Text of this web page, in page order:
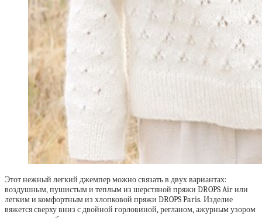
Этот нежный легкий джемпер можно связать в двух вариантах:
воздушным, пушистым и теплым из шерстяной пряжи DROPS Air или
легким и комфортным из хлопковой пряжи DROPS Paris. Изделие
вяжется сверху вниз с двойной горловиной, регланом, ажурным узором